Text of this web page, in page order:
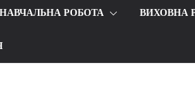
НАВЧАЛЬНА РОБОТА ВИХОВНА